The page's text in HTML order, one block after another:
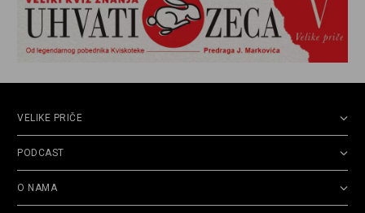
VELIKE PRIČE
PODCAST
O NAMA